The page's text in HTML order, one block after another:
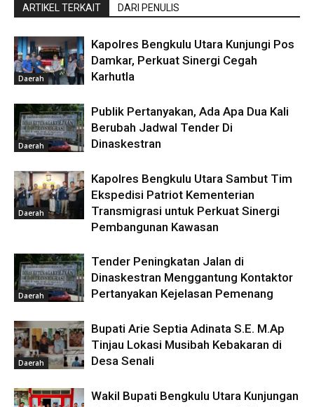
ARTIKEL TERKAIT DARI PENULIS
Daerah
Kapolres Bengkulu Utara Kunjungi Pos
Damkar, Perkuat Sinergi Cegah
Karhutla
Daerah
Publik Pertanyakan, Ada Apa Dua Kali
Berubah Jadwal Tender Di
Dinaskestran
Daerah
Kapolres Bengkulu Utara Sambut Tim
Ekspedisi Patriot Kementerian
Transmigrasi untuk Perkuat Sinergi
Pembangunan Kawasan
Daerah
Tender Peningkatan Jalan di
Dinaskestran Menggantung Kontaktor
Pertanyakan Kejelasan Pemenang
Daerah
Bupati Arie Septia Adinata S.E. M.Ap
Tinjau Lokasi Musibah Kebakaran di
Desa Senali
Wakil Bupati Bengkulu Utara Kunjungan